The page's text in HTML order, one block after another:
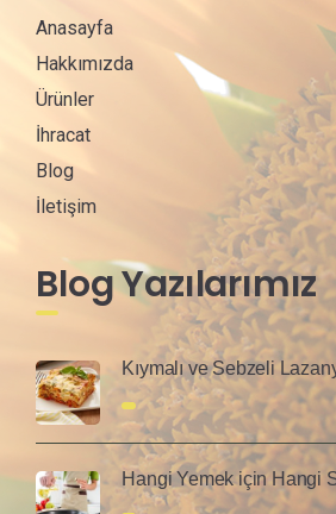
Anasayfa
Hakkımızda
Ürünler
İhracat
Blog
İletişim
Blog Yazılarımız
Kıymalı ve Sebzeli
Hangi Yemek için Hangi